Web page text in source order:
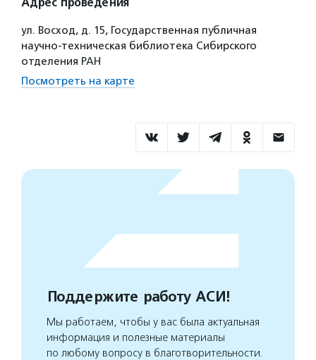
Адрес проведения
ул. Восход, д. 15, Государственная публичная
научно-техническая библиотека Сибирского
отделения РАН
Посмотреть на карте
Поддержите работу АСИ!
Мы работаем, чтобы у вас была актуальная
информация и полезные материалы
по любому вопросу в благотворительности.